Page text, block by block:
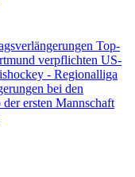
Top-
verpflichten US-
- Regionalliga
bei den
ersten Mannschaft